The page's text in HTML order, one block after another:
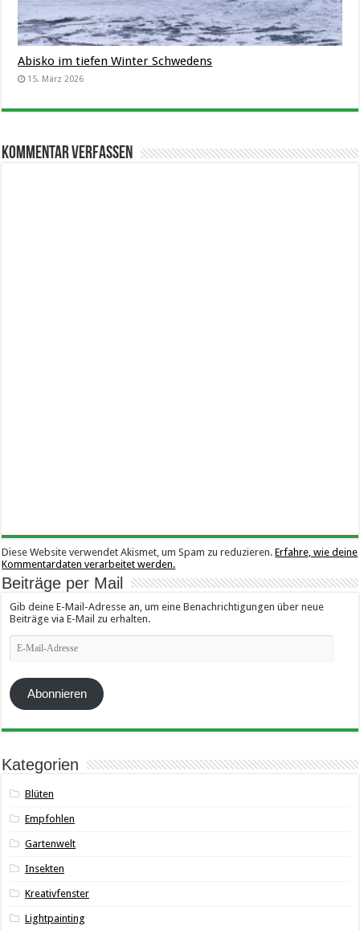
Abisko im tiefen Winter Schwedens
15. März 2026
Kommentar verfassen
Diese Website verwendet Akismet, um Spam zu reduzieren.Erfahre, wie deine
Kommentardaten verarbeitet werden.
Beiträge per Mail
Gib deine E-Mail-Adresse an, um eine Benachrichtigungen über neue
Beiträge via E-Mail zu erhalten.
E-
Mail-
Abonnieren
Kategorien
Blüten
Empfohlen
Gartenwelt
Insekten
Kreativfenster
Lightpainting